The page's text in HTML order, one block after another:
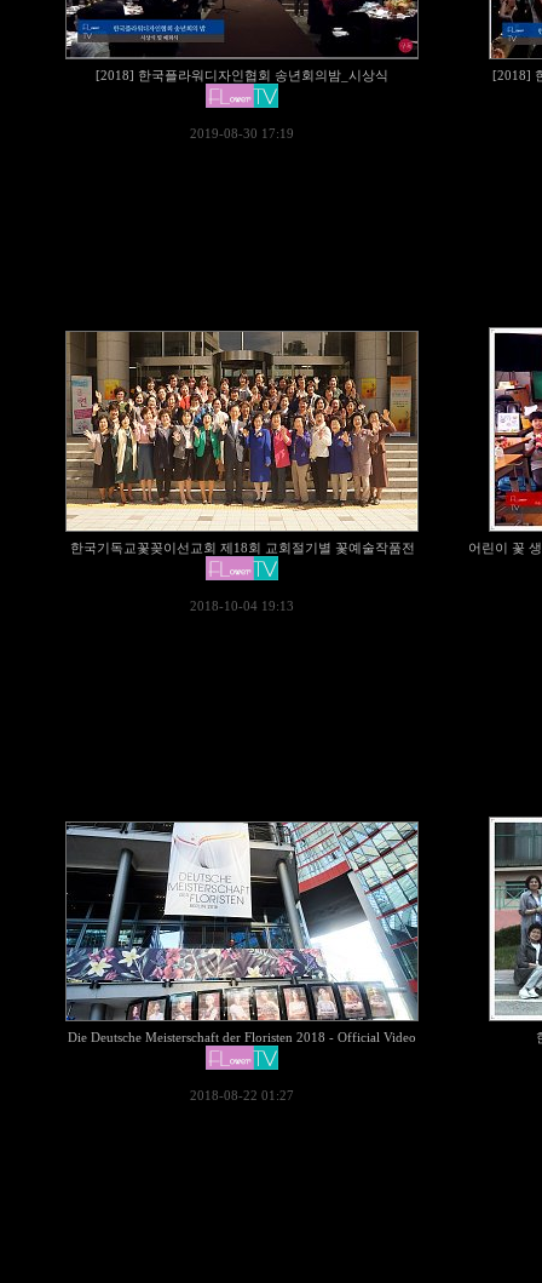
[2018] 한국플라워디자인협회 송년회의밤_시상식
2019-08-30 17:19
[2018]
한국기독교꽃꽂이선교회 제18회 교회절기별 꽃예술작품전
2018-10-04 19:13
어린이 꽃
Die Deutsche Meisterschaft der Floristen 2018 - Official Video
2018-08-22 01:27